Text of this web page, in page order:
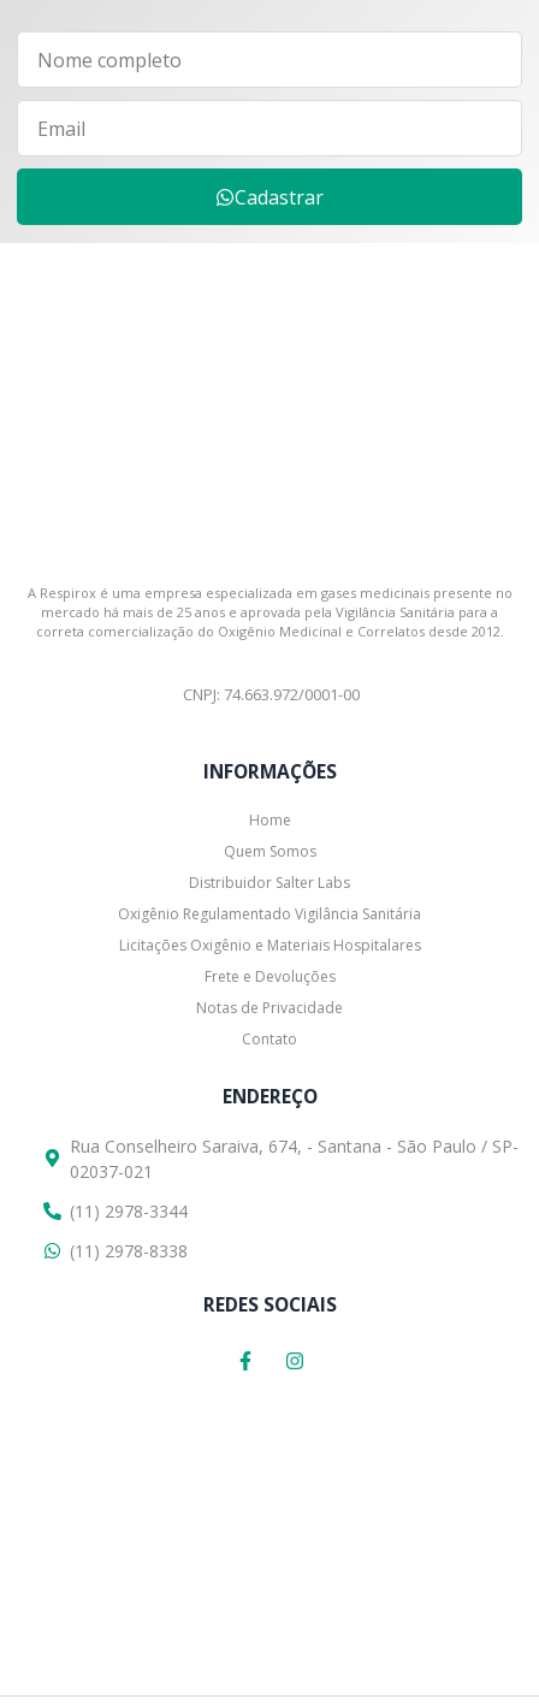
Cadastrar
A Respirox é uma empresa especializada em gases medicinais presente no
mercado há mais de 25 anos e aprovada pela Vigilância Sanitária para a
correta comercialização do Oxigênio Medicinal e Correlatos desde 2012.
CNPJ: 74.663.972/0001-00
INFORMAÇÕES
Home
Quem Somos
Distribuidor Salter Labs
Oxigênio Regulamentado Vigilância Sanitária
Licitações Oxigênio e Materiais Hospitalares
Frete e Devoluções
Notas de Privacidade
Contato
ENDEREÇO
Rua Conselheiro Saraiva, 674, - Santana - São Paulo / SP-
02037-021
(11) 2978-3344
(11) 2978-8338
REDES SOCIAIS